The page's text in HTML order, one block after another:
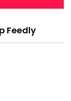
Feedly